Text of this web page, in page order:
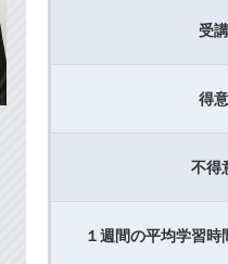
受
得
不得
１週間の平均学習時